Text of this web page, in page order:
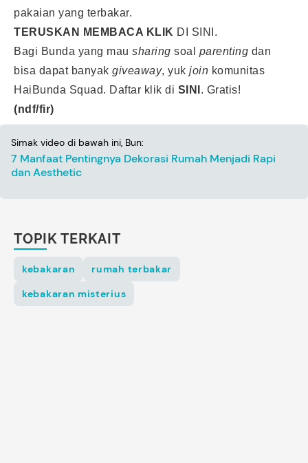
pakaian yang terbakar.
TERUSKAN MEMBACA KLIK DI SINI .
Bagi Bunda yang mau sharing soal parenting dan
bisa dapat banyak giveaway, yuk join komunitas
HaiBunda Squad. Daftar klik di SINI . Gratis!
(ndf/fir)
Simak video di bawah ini, Bun:
7 Manfaat Pentingnya Dekorasi Rumah Menjadi Rapi
dan Aesthetic
TOPIK TERKAIT
kebakaran
rumah terbakar
kebakaran misterius